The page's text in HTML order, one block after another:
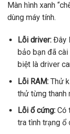
Màn hình xanh
dùng máy tính.
Lỗi driver:Đây
bảo bạn đã
biệt là driver
Lỗi RAM:Thử
thử từng thanh
Lỗi ổ cứng:Có
tra tình trạng ổ